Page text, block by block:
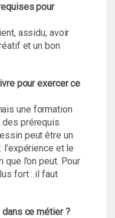
pour
assidu, avoir
et un bon
pour exercer ce
une formation
des prérequis
peut être un
et le
l’on peut. Pour
fort : il faut
dans ce métier ?